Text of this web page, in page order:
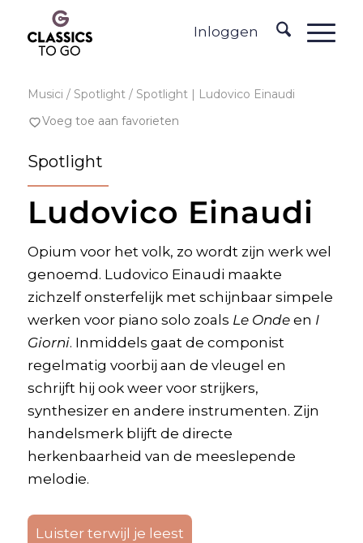
Inloggen
Musici / Spotlight / Spotlight | Ludovico Einaudi
Voeg toe aan favorieten
Spotlight
Ludovico Einaudi
Opium voor het volk, zo wordt zijn werk wel
genoemd. Ludovico Einaudi maakte
zichzelf onsterfelijk met schijnbaar simpele
werken voor piano solo zoals Le Ondeen I
Giorni. Inmiddels gaat de componist
regelmatig voorbij aan de vleugel en
schrijft hij ook weer voor strijkers,
synthesizer en andere instrumenten. Zijn
handelsmerk blijft de directe
herkenbaarheid van de meeslepende
melodie.
Luister terwijl je leest